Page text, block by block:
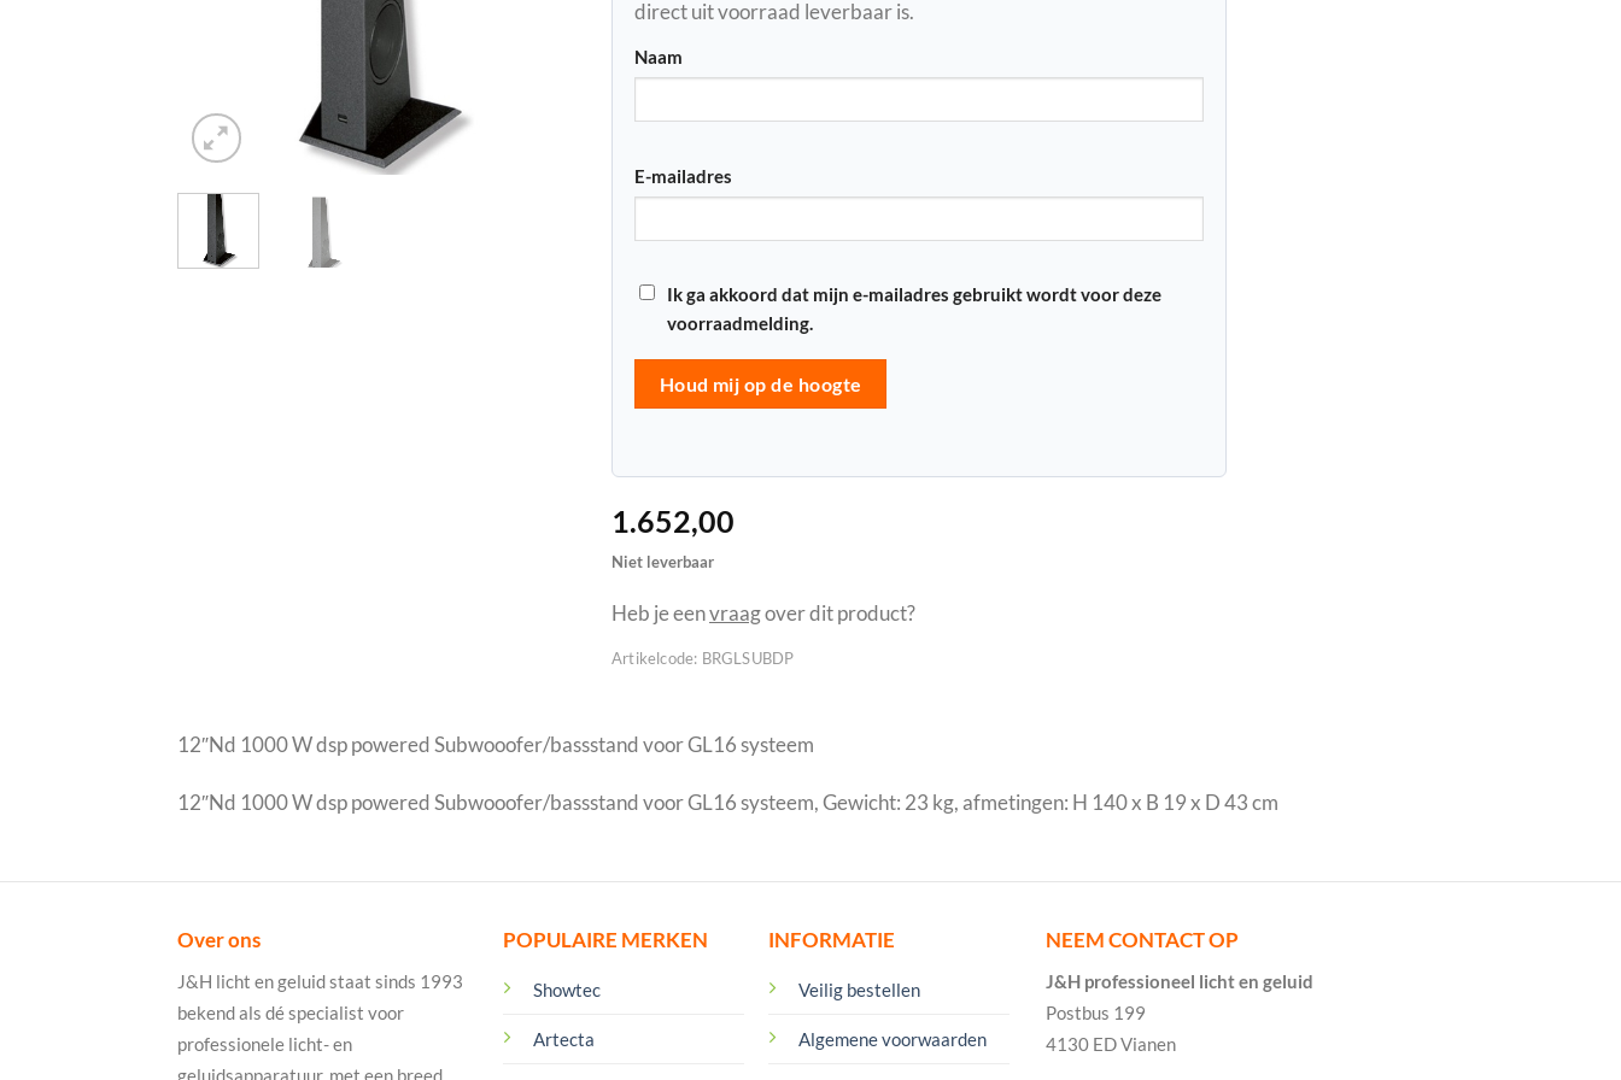
direct uit voorraad leverbaar is.
Naam
E-mailadres
Ik ga akkoord dat mijn e-mailadres gebruikt wordt voor deze
voorraadmelding.
Houd mij op de hoogte
1.652,00
Niet leverbaar
Heb je eenvraagover dit product?
Artikelcode: BRGLSUBDP
12″Nd 1000 W dsp powered Subwooofer/bassstand voor GL16 systeem
12″Nd 1000 W dsp powered Subwooofer/bassstand voor GL16 systeem, Gewicht: 23 kg, afmetingen: H 140 x B 19 x D 43 cm
Over ons
J&H licht en geluid staat sinds 1993
bekend als dé specialist voor
professionele licht- en
POPULAIRE MERKEN
Showtec
Artecta
INFORMATIE
Veilig bestellen
Algemene voorwaarden
NEEM CONTACT OP
J&H professioneel licht en geluid
Postbus 199
4130 ED Vianen